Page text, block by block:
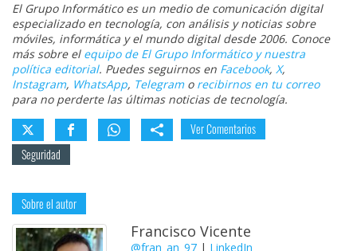
El Grupo Informático es un medio de comunicación digital
especializado en tecnología, con análisis y noticias sobre
móviles, informática y el mundo digital desde 2006. Conoce
más sobre el equipo de El Grupo Informático y nuestra
política editorial. Puedes seguirnos en Facebook, X,
Instagram, WhatsApp, Telegramo recibirnos en tu correo
para no perderte las últimas noticias de tecnología.
Ver Comentarios
Seguridad
Sobre el autor
Francisco Vicente
@fran_an_97 | LinkedIn